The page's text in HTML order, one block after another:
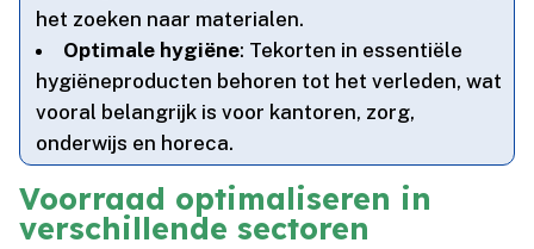
het zoeken naar materialen.​
Optimale hygiëne: Tekorten in essentiële
hygiëneproducten behoren tot het verleden, wat
vooral belangrijk is voor kantoren, zorg,
onderwijs en horeca.​
Voorraad optimaliseren in
verschillende sectoren